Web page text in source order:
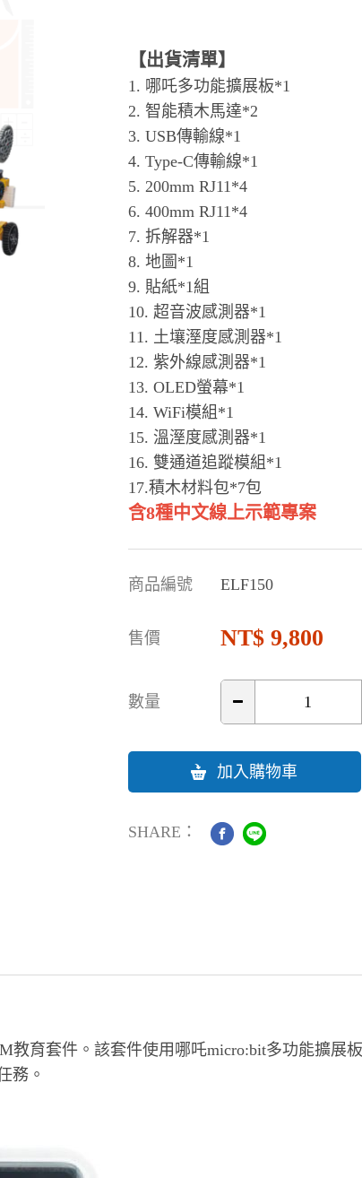
【出貨清單】
1. 哪吒多功能擴展板*1
2. 智能積木馬達*2
3. USB傳輸線*1
4. Type-C傳輸線*1
5. 200mm RJ11*4
6. 400mm RJ11*4
7. 拆解器*1
8. 地圖*1
9. 貼紙*1組
10. 超音波感測器*1
11. 土壤溼度感測器*1
12. 紫外線感測器*1
13. OLED螢幕*1
14. WiFi模組*1
15. 溫溼度感測器*1
16. 雙通道追蹤模組*1
17.積木材料包*7包
含8種中文線上示範專案
商品編號 ELF150
售價 9,800
數量
加入購物車
SHARE：
育套件。該套件使用哪吒micro:bit多功能擴展
務。